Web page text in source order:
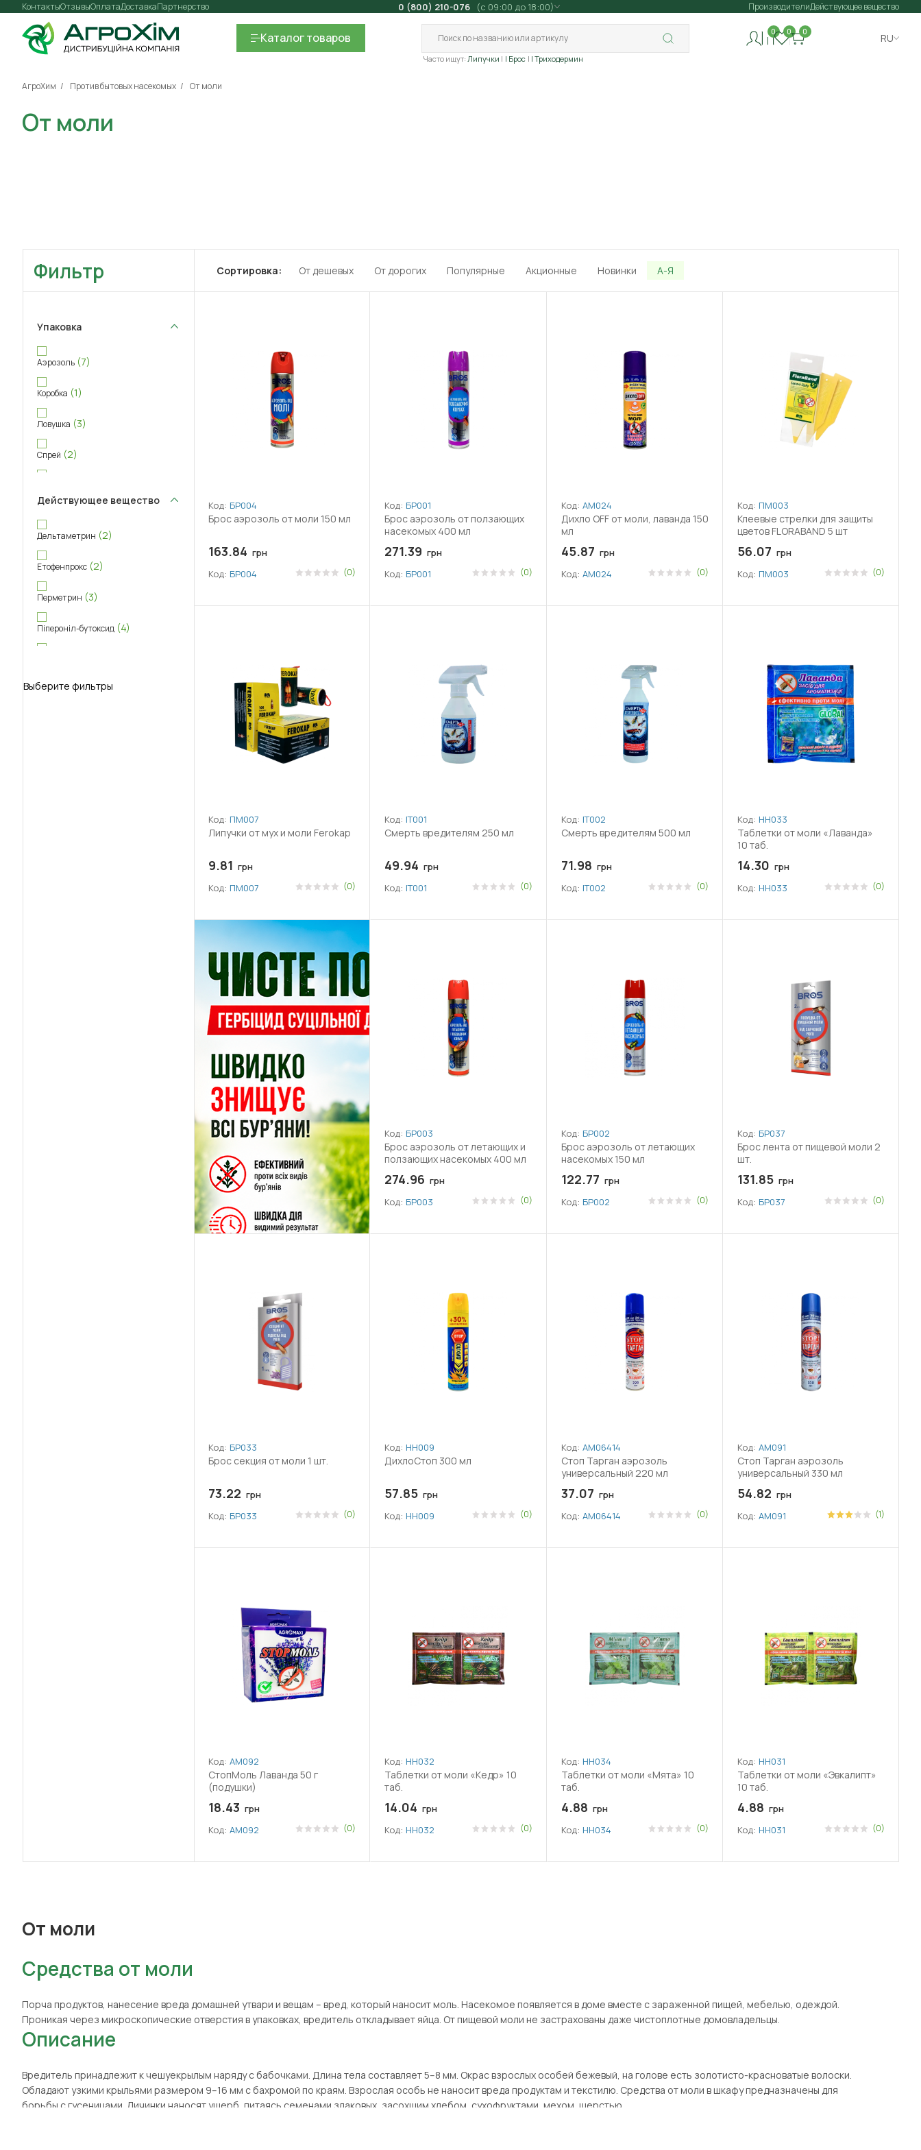
Контакты Оплата
Отзывы ДоставкаПартнерство 0 (800) 210-076 (с 09:00 до 18:00) ПроизводителиДействующее вещество
Каталогтоваров
Часто ищут: Липучки | Брос | Триходермин
0 0 0
RU
АгроХим Против бытовых насекомых От моли
От моли
Фильтр
Упаковка
Аэрозоль (7)
Коробка (1)
Ловушка (3)
Спрей (2)
Действующее вещество
Дельтаметрин (2)
Етофенпрокс (2)
Перметрин (3)
Піпероніл-бутоксид (4)
Препатрин(1)
Выберите фильтры
Сортировка: От дешевых От дорогих Популярные Акционные Новинки А-Я
Код: БР004
Брос аэрозоль от моли 150 мл
163.84 грн
Код: БР004 (0)
Код: БР001
Брос аэрозоль от ползающих
насекомых 400 мл
271.39 грн
Код: БР001 (0)
Код: АМ024
Дихло OFF от моли, лаванда 150
мл
45.87 грн
Код: АМ024 (0)
Код: ПМ003
Клеевые стрелки для защиты
цветов FLORABAND 5 шт
56.07 грн
Код: ПМ003 (0)
Код: ПМ007
Липучки от мух и моли Ferokap
9.81 грн
Код: ПМ007 (0)
Код: ІТ001
Смерть вредителям 250 мл
49.94 грн
Код: ІТ001 (0)
Код: ІТ002
Смерть вредителям 500 мл
71.98 грн
Код: ІТ002 (0)
Код: НН033
Таблетки от моли «Лаванда»
10 таб.
14.30 грн
Код: НН033 (0)
Код: БР003
Брос аэрозоль от летающих и
ползающих насекомых 400 мл
274.96 грн
Код: БР003 (0)
Код: БР002
Брос аэрозоль от летающих
насекомых 150 мл
122.77 грн
Код: БР002 (0)
Код: БР037
Брос лента от пищевой моли 2
шт.
131.85 грн
Код: БР037 (0)
Код: БР033
Брос секция от моли 1 шт.
73.22 грн
Код: БР033 (0)
Код: НН009
ДихлоСтоп 300 мл
57.85 грн
Код: НН009 (0)
Код: АМ06414
Стоп Тарган аэрозоль
универсальный 220 мл
37.07 грн
Код: АМ06414 (0)
Код: АМ091
Стоп Тарган аэрозоль
универсальный 330 мл
54.82 грн
Код: АМ091 (1)
Код: АМ092
СтопМоль Лаванда 50 г
(подушки)
18.43 грн
Код: АМ092 (0)
Код: НН032
Таблетки от моли «Кедр» 10
таб.
14.04 грн
Код: НН032 (0)
Код: НН034
Таблетки от моли «Мята» 10
таб.
4.88 грн
Код: НН034 (0)
Код: НН031
Таблетки от моли «Эвкалипт»
10 таб.
4.88 грн
Код: НН031 (0)
От моли
Средства от моли
Порча продуктов, нанесение вреда домашней утвари и вещам – вред, который наносит моль. Насекомое появляется в доме вместе с зараженной пищей, мебелью, одеждой.
Проникая через микроскопические отверстия в упаковках, вредитель откладывает яйца. От пищевой моли не застрахованы даже чистоплотные домовладельцы.
Описание
Вредитель принадлежит к чешуекрылым наряду с бабочками. Длина тела составляет 5–8 мм. Окрас взрослых особей бежевый, на голове есть золотисто-красноватые волоски.
Обладают узкими крыльями размером 9–16 мм с бахромой по краям. Взрослая особь не наносит вреда продуктам и текстилю. Средства от моли в шкафу предназначены для
борьбы с гусеницами. Личинки наносят ущерб, питаясь семенами злаковых, засохшим хлебом, сухофруктами, мехом, шерстью.